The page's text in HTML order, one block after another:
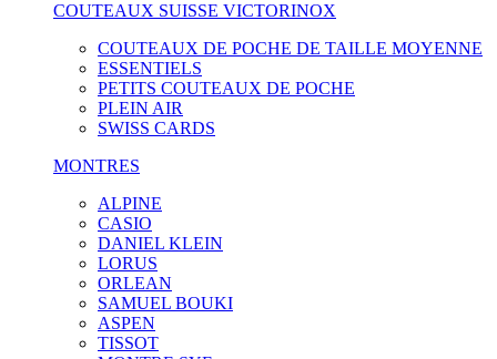
COUTEAUX SUISSE VICTORINOX
COUTEAUX DE POCHE DE TAILLE MOYENNE
ESSENTIELS
PETITS COUTEAUX DE POCHE
PLEIN AIR
SWISS CARDS
MONTRES
ALPINE
CASIO
DANIEL KLEIN
LORUS
ORLEAN
SAMUEL BOUKI
ASPEN
TISSOT